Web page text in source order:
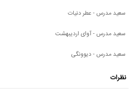
سعید مدرس - عطر دنیات
سعید مدرس - آوای اردیبهشت
سعید مدرس - دیوونگی
نظرات